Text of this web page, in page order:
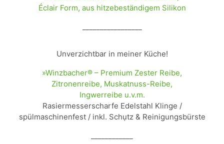
Éclair Form, aus hitzebeständigem Silikon
Unverzichtbar in meiner Küche!
»Winzbacher® – Premium Zester Reibe,
Zitronenreibe, Muskatnuss-Reibe,
Ingwerreibe u.v.m.
Rasiermesserscharfe Edelstahl Klinge /
spülmaschinenfest / inkl. Schụtz & Reinigungsbürste